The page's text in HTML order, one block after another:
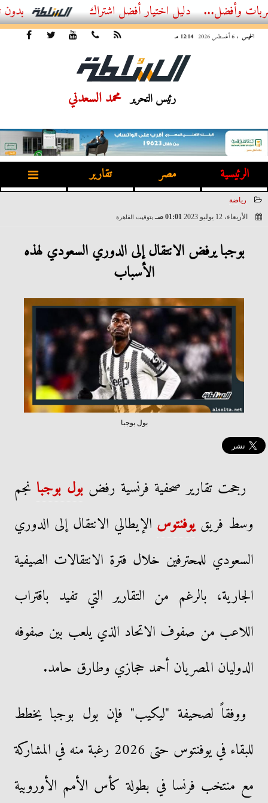
أفضل اشتراك IPTV بدون تقطيع 2026 – دليل المشاهد العصري
الخميس ، 6 أغسطس 2026 12:14 مـ
رئيس التحرير محمد السعدني
الرئيسية مصر تقارير
رياضة
الأربعاء، 12 يوليو 2023
01:01 صـ بتوقيت القاهرة
بوجبا يرفض الانتقال إلى الدوري السعودي لهذه
الأسباب
بول بوجبا
رجحت تقارير صحفية فرنسية رفضبول بوجبا نجم
وسط فريقيوفنتوس الإيطالي الانتقال إلى الدوري
السعودي للمحترفين خلال فترة الانتقالات الصيفية
الجارية، بالرغم من التقارير التي تفيد باقتراب
اللاعب من صفوف الاتحاد الذي يلعب بين صفوفه
الدوليان المصريان أحمد حجازي وطارق حامد.
ووفقاً لصحيفة "ليكيب" فإن بول بوجبا يخطط
للبقاء في يوفنتوس حتى 2026 رغبة منه في المشاركة
مع منتخب فرنسا في بطولة كأس الأمم الأوروبية